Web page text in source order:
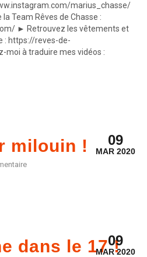
marius_chasse/
Team Rêves de Chasse :
► Retrouvez les vêtements et
: https://reves-de-
à traduire mes vidéos :
milouin ! 09
MAR 2020
dans le 17 !
09
MAR 2020